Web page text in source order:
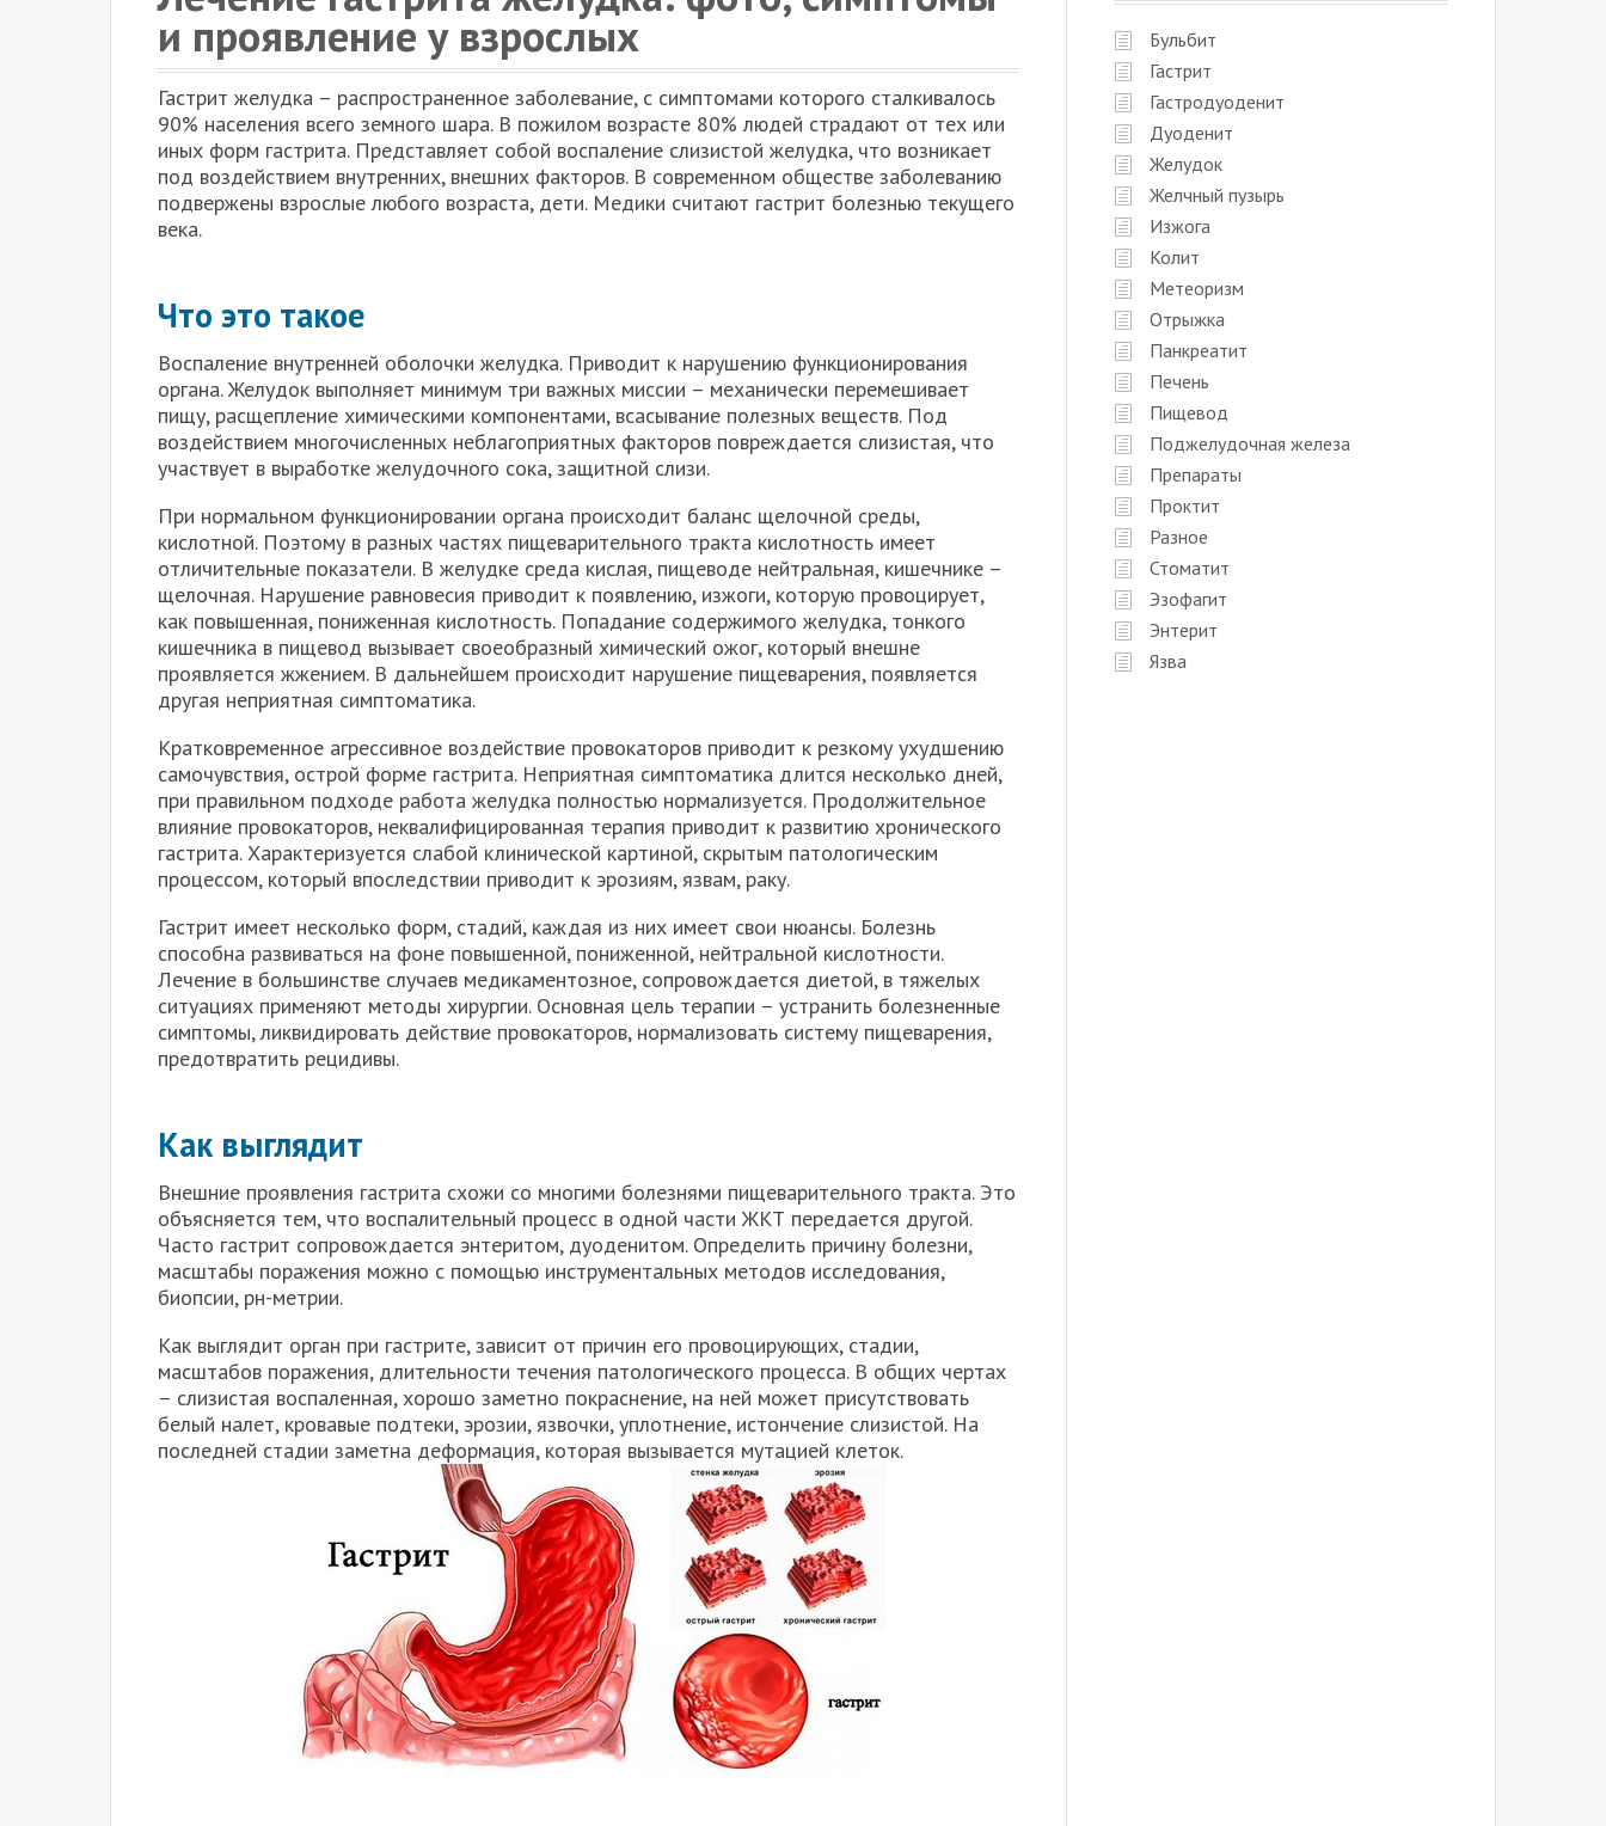
и проявление у взрослых
Гастрит желудка – распространенное заболевание, с симптомами которого сталкивалось
90% населения всего земного шара. В пожилом возрасте 80% людей страдают от тех или
иных форм гастрита. Представляет собой воспаление слизистой желудка, что возникает
под воздействием внутренних, внешних факторов. В современном обществе заболеванию
подвержены взрослые любого возраста, дети. Медики считают гастрит болезнью текущего
века.
Что это такое
Воспаление внутренней оболочки желудка. Приводит к нарушению функционирования
органа. Желудок выполняет минимум три важных миссии – механически перемешивает
пищу, расщепление химическими компонентами, всасывание полезных веществ. Под
воздействием многочисленных неблагоприятных факторов повреждается слизистая, что
участвует в выработке желудочного сока, защитной слизи.
При нормальном функционировании органа происходит баланс щелочной среды,
кислотной. Поэтому в разных частях пищеварительного тракта кислотность имеет
отличительные показатели. В желудке среда кислая, пищеводе нейтральная, кишечнике –
щелочная. Нарушение равновесия приводит к появлению, изжоги, которую провоцирует,
как повышенная, пониженная кислотность. Попадание содержимого желудка, тонкого
кишечника в пищевод вызывает своеобразный химический ожог, который внешне
проявляется жжением. В дальнейшем происходит нарушение пищеварения, появляется
другая неприятная симптоматика.
Кратковременное агрессивное воздействие провокаторов приводит к резкому ухудшению
самочувствия, острой форме гастрита. Неприятная симптоматика длится несколько дней,
при правильном подходе работа желудка полностью нормализуется. Продолжительное
влияние провокаторов, неквалифицированная терапия приводит к развитию хронического
гастрита. Характеризуется слабой клинической картиной, скрытым патологическим
процессом, который впоследствии приводит к эрозиям, язвам, раку.
Гастрит имеет несколько форм, стадий, каждая из них имеет свои нюансы. Болезнь
способна развиваться на фоне повышенной, пониженной, нейтральной кислотности.
Лечение в большинстве случаев медикаментозное, сопровождается диетой, в тяжелых
ситуациях применяют методы хирургии. Основная цель терапии – устранить болезненные
симптомы, ликвидировать действие провокаторов, нормализовать систему пищеварения,
предотвратить рецидивы.
Как выглядит
Внешние проявления гастрита схожи со многими болезнями пищеварительного тракта. Это
объясняется тем, что воспалительный процесс в одной части ЖКТ передается другой.
Часто гастрит сопровождается энтеритом, дуоденитом. Определить причину болезни,
масштабы поражения можно с помощью инструментальных методов исследования,
биопсии, рн-метрии.
Как выглядит орган при гастрите, зависит от причин его провоцирующих, стадии,
масштабов поражения, длительности течения патологического процесса. В общих чертах
– слизистая воспаленная, хорошо заметно покраснение, на ней может присутствовать
белый налет, кровавые подтеки, эрозии, язвочки, уплотнение, истончение слизистой. На
последней стадии заметна деформация, которая вызывается мутацией клеток.
Бульбит
Гастрит
Гастродуоденит
Дуоденит
Желудок
Желчный пузырь
Изжога
Колит
Метеоризм
Отрыжка
Панкреатит
Печень
Пищевод
Поджелудочная железа
Препараты
Проктит
Разное
Стоматит
Эзофагит
Энтерит
Язва